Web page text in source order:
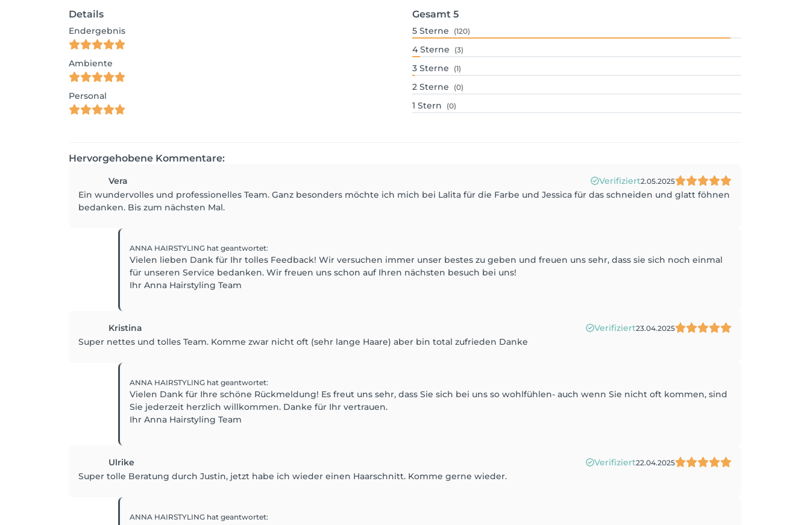
Details
Endergebnis
Ambiente
Personal
Gesamt 5
5 Sterne (120)
4 Sterne (3)
3 Sterne (1)
2 Sterne (0)
1 Stern (0)
Hervorgehobene Kommentare:
Vera Verifiziert2.05.2025
Ein wundervolles und professionelles Team. Ganz besonders möchte ich mich bei Lalita für die Farbe und Jessica für das schneiden und glatt föhnen
bedanken. Bis zum nächsten Mal.
ANNA HAIRSTYLING hat geantwortet:
Vielen lieben Dank für Ihr tolles Feedback! Wir versuchen immer unser bestes zu geben und freuen uns sehr, dass sie sich noch einmal
für unseren Service bedanken. Wir freuen uns schon auf Ihren nächsten besuch bei uns!
Ihr Anna Hairstyling Team
Kristina Verifiziert23.04.2025
Super nettes und tolles Team. Komme zwar nicht oft (sehr lange Haare) aber bin total zufrieden Danke
ANNA HAIRSTYLING hat geantwortet:
Vielen Dank für Ihre schöne Rückmeldung! Es freut uns sehr, dass Sie sich bei uns so wohlfühlen- auch wenn Sie nicht oft kommen, sind
Sie jederzeit herzlich willkommen. Danke für Ihr vertrauen.
Ihr Anna Hairstyling Team
Ulrike Verifiziert22.04.2025
Super tolle Beratung durch Justin, jetzt habe ich wieder einen Haarschnitt. Komme gerne wieder.
ANNA HAIRSTYLING hat geantwortet: